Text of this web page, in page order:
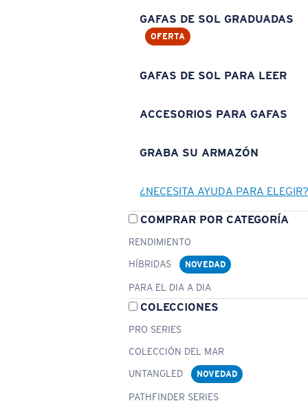
GAFAS DE SOL GRADUADAS
OFERTA
GAFAS DE SOL PARA LEER
ACCESORIOS PARA GAFAS
GRABA SU ARMAZÓN
¿NECESITA AYUDA PARA ELEGIR?
COMPRAR POR CATEGORÍA
RENDIMIENTO
HÍBRIDAS
NOVEDAD
PARA EL DIA A DIA
COLECCIONES
PRO SERIES
COLECCIÓN DEL MAR
UNTANGLED
NOVEDAD
PATHFINDER SERIES